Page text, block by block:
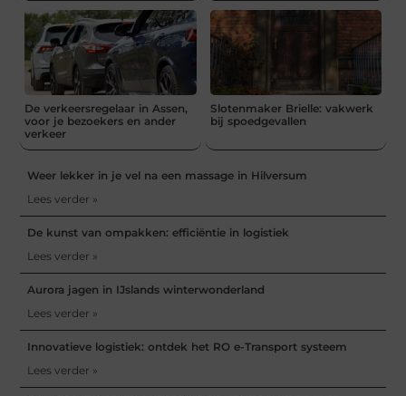
De verkeersregelaar in Assen,
voor je bezoekers en ander
verkeer
Slotenmaker Brielle: vakwerk
bij spoedgevallen
Weer lekker in je vel na een massage in Hilversum
Lees verder »
De kunst van ompakken: efficiëntie in logistiek
Lees verder »
Aurora jagen in IJslands winterwonderland
Lees verder »
Innovatieve logistiek: ontdek het RO e-Transport systeem
Lees verder »